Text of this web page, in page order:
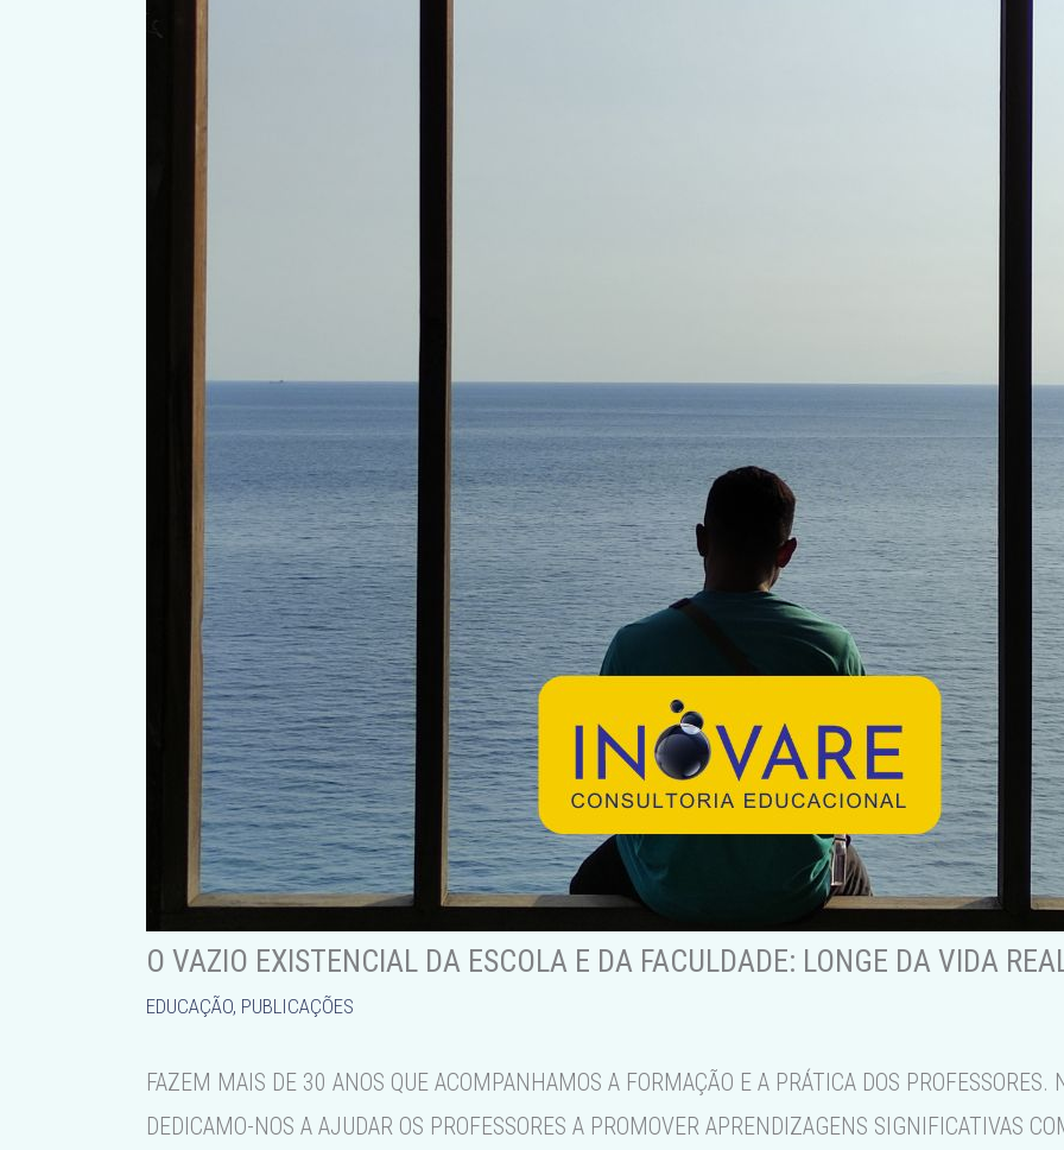
O VAZIO EXISTENCIAL DA ESCOLA E DA FACULDADE: LONGE DA VIDA
EDUCAÇÃO, PUBLICAÇÕES
FAZEM MAIS DE 30 ANOS QUE ACOMPANHAMOS A FORMAÇÃO E A PRÁTICA DOS
DEDICAMO-NOS A AJUDAR OS PROFESSORES A PROMOVER APRENDIZAGENS SIGNIFICATIVAS